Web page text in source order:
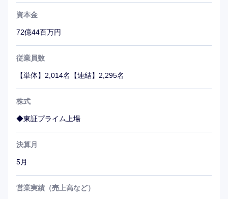
【高い技術力】
な日本屈指のエンジニアリング集団が在籍。
示板での積極的な回答など、エンジニアコミュニティで活
躍した方に与えられる「Microsoft MVP」の日本人初のタ
イトルホルダー。
・「Kaggle」という約100万人以上が利用している世界最
大の機械学習プラットフォーム上で開催されるコンペティ
本国内でのグランドマスター保持者は20人前後）。
【社風・魅力】
本社3Fは各会議室に「moon」「mercury」など惑星の名
前が付けられており、全体が宇宙船の雰囲気。他フロアに
資本金
72億44百万円
従業員数
【単体】2,014名【連結】2,295名
株式
◆東証プライム上場
決算月
5月
営業実績（売上高など）